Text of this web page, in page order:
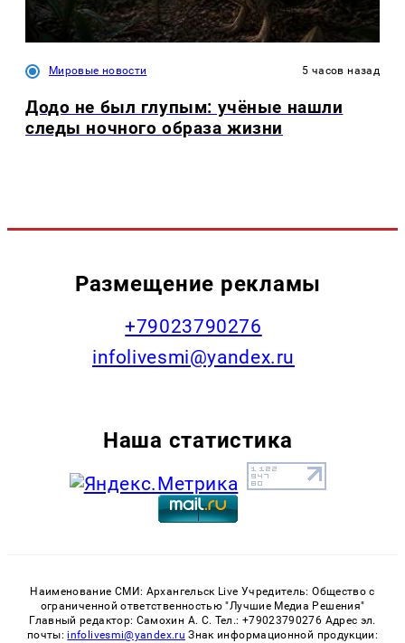
Мировые новости 5 часов назад
Додо не был глупым: учёные нашли
следы ночного образа жизни
Размещение рекламы
+79023790276
infolivesmi@yandex.ru
Наша статистика
Наименование СМИ: Архангельск Live Учредитель: Общество с
ограниченной ответственностью "Лучшие Медиа Решения"
Главный редактор: Самохин А. С. Тел.: +79023790276 Адрес эл.
почты: infolivesmi@yandex.ru Знак информационной продукции: